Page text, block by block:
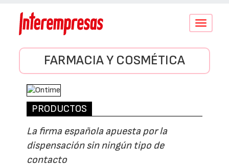
Conmutar
FARMACIA Y COSMÉTICA
PRODUCTOS
La firma española apuesta por la
dispensación sin ningún tipo de
contacto